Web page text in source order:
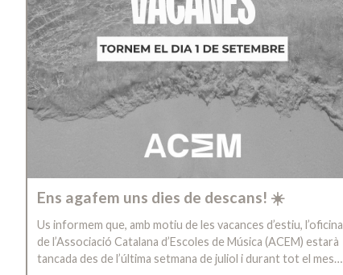
Ens agafem uns dies de descans! ☀️
Us informem que, amb motiu de les vacances d’estiu, l’oficina
de l’Associació Catalana d’Escoles de Música (ACEM) estarà
tancada des de l’última setmana de juliol i durant tot el mes…